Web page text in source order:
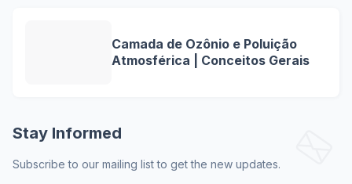
Camada de Ozônio e Poluição
Atmosférica | Conceitos Gerais
Stay Informed
Subscribe to our mailing list to get the new updates.